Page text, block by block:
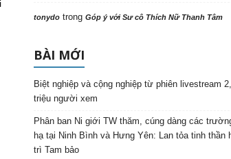
tonydotrong Góp ý với Sư cô Thích Nữ Thanh Tâm
BÀI MỚI
Biệt nghiệp và cộng nghiệp từ phiên livestream
triệu người xem
Phân ban Ni giới TW thăm, cúng dàng các
hạ tại Ninh Bình và Hưng Yên: Lan tỏa tinh thần
trì Tam bảo